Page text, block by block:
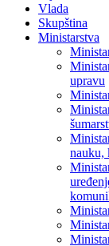
Vlada
Skupština
Ministarstva
upravu
nauku,